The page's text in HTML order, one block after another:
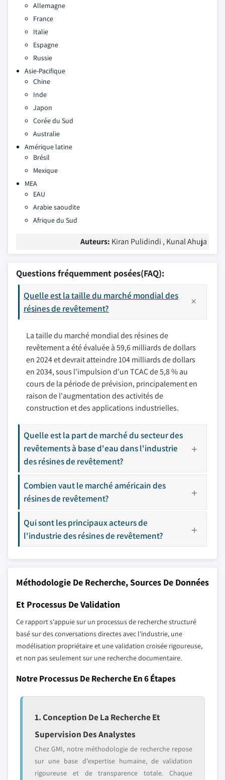
Allemagne
France
Italie
Espagne
Russie
Asie-Pacifique
Chine
Inde
Japon
Corée du Sud
Australie
Amérique latine
Brésil
Mexique
MEA
EAU
Arabie saoudite
Afrique du Sud
Auteurs: Kiran Pulidindi , Kunal Ahuja
Questions fréquemment posées(FAQ):
Quelle est la taille du marché mondial des
résines de revêtement?
La taille du marché mondial des résines de
revêtement a été évaluée à 59,6 milliards de dollars
en 2024 et devrait atteindre 104 milliards de dollars
en 2034, sous l'impulsion d'un TCAC de 5,8 % au
cours de la période de prévision, principalement en
raison de l'augmentation des activités de
construction et des applications industrielles.
Quelle est la part de marché du secteur des
revêtements à base d'eau dans l'industrie
des résines de revêtement?
Combien vaut le marché américain des
résines de revêtement?
Qui sont les principaux acteurs de
l'industrie des résines de revêtement?
Méthodologie De Recherche, Sources De Données
Et Processus De Validation
Ce rapport s'appuie sur un processus de recherche structuré
basé sur des conversations directes avec l'industrie, une
modélisation propriétaire et une validation croisée rigoureuse,
et non pas seulement sur une recherche documentaire.
Notre Processus De Recherche En 6 Étapes
1. Conception De La Recherche Et
Supervision Des Analystes
Chez GMI, notre méthodologie de recherche repose
sur une base d'expertise humaine, de validation
rigoureuse et de transparence totale. Chaque